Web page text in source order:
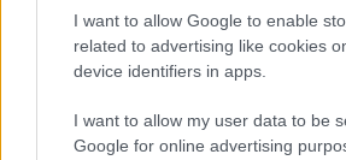
I want to allow Google to enable
related to advertising like cookies
device identifiers in apps.
I want to allow my user data to be
Google for online advertising
Az üzleti technológia új
A lucfenyő deszka